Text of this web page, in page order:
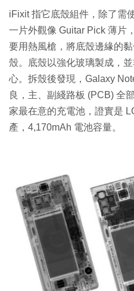
iFixit 指它底殼組件，除了需
一片外觀像 Guitar Pick 薄片
要用熱風槍，將底殼邊緣的
殼。底殼以強化玻璃製成，
心。拆殼後發現，Galaxy
良，主、副綫路板 (PCB) 全
家最在意的充電池，證實是
產，4,170mAh 電池容量。